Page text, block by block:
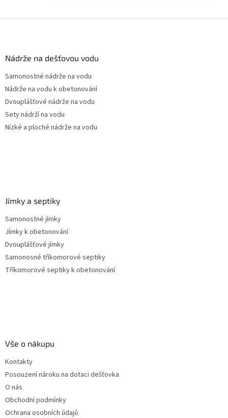
Nádrže na dešťovou vodu
Samonostné nádrže na vodu
Nádrže na vodu k obetonování
Dvouplášťové nádrže na vodu
Sety nádrží na vodu
Nízké a ploché nádrže na vodu
Jímky a septiky
Samonostné jímky
Jímky k obetonování
Dvouplášťové jímky
Samonosné tříkomorové septiky
Tříkomorové septiky k obetonování
Vše o nákupu
Kontakty
Posouzení nároku na dotaci dešťovka
O nás
Obchodní podmínky
Ochrana osobních údajů